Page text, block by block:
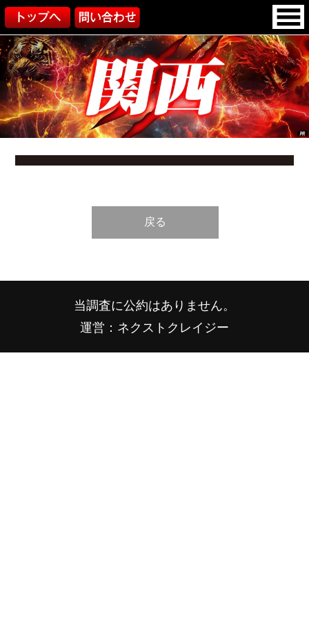
戻る
当調査に公約はありません。
運営：ネクストクレイジー